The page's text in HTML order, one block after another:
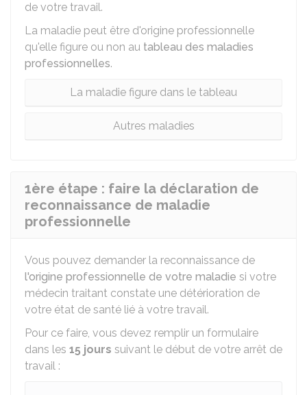
de votre travail.
La maladie peut être d'origine professionnelle
qu'elle figure ou non au tableau des maladies
professionnelles.
La maladie figure dans le tableau
Autres maladies
1ère étape : faire la déclaration de
reconnaissance de maladie
professionnelle
Vous pouvez demander la reconnaissance de
l'origine professionnelle de votre maladie si votre
médecin traitant constate une détérioration de
votre état de santé lié à votre travail.
Pour ce faire, vous devez remplir un formulaire
dans les 15 jours suivant le début de votre arrêt de
travail :